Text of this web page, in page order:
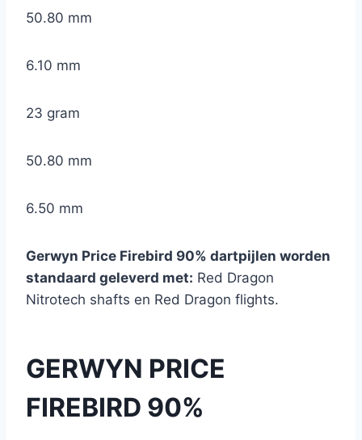
50.80 mm
6.10 mm
23 gram
50.80 mm
6.50 mm
Gerwyn Price Firebird 90% dartpijlen worden
standaard geleverd met: Red Dragon
Nitrotech shafts en Red Dragon flights.
GERWYN PRICE
FIREBIRD 90%